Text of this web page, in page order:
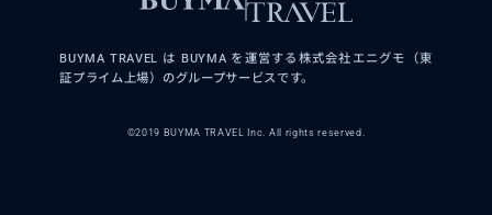
BUYMA TRAVEL は BUYMA を運営する株式会社エニグモ（東
証プライム上場）のグループサービスです。
©2019 BUYMA TRAVEL Inc. All rights reserved.